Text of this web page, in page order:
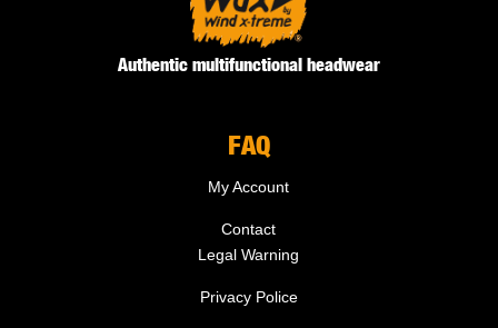
Authentic multifunctional headwear
FAQ
My Account
Contact
Legal Warning
Privacy Police